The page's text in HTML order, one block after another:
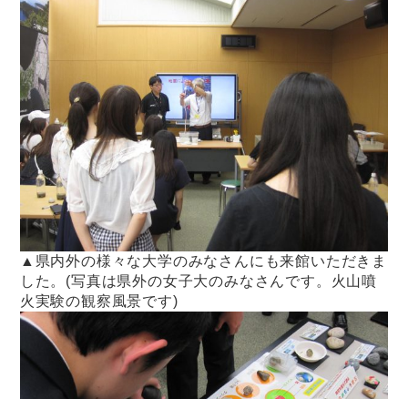
▲県内外の様々な大学のみなさんにも来館いただきま
した。(写真は県外の女子大のみなさんです。火山噴
火実験の観察風景です)